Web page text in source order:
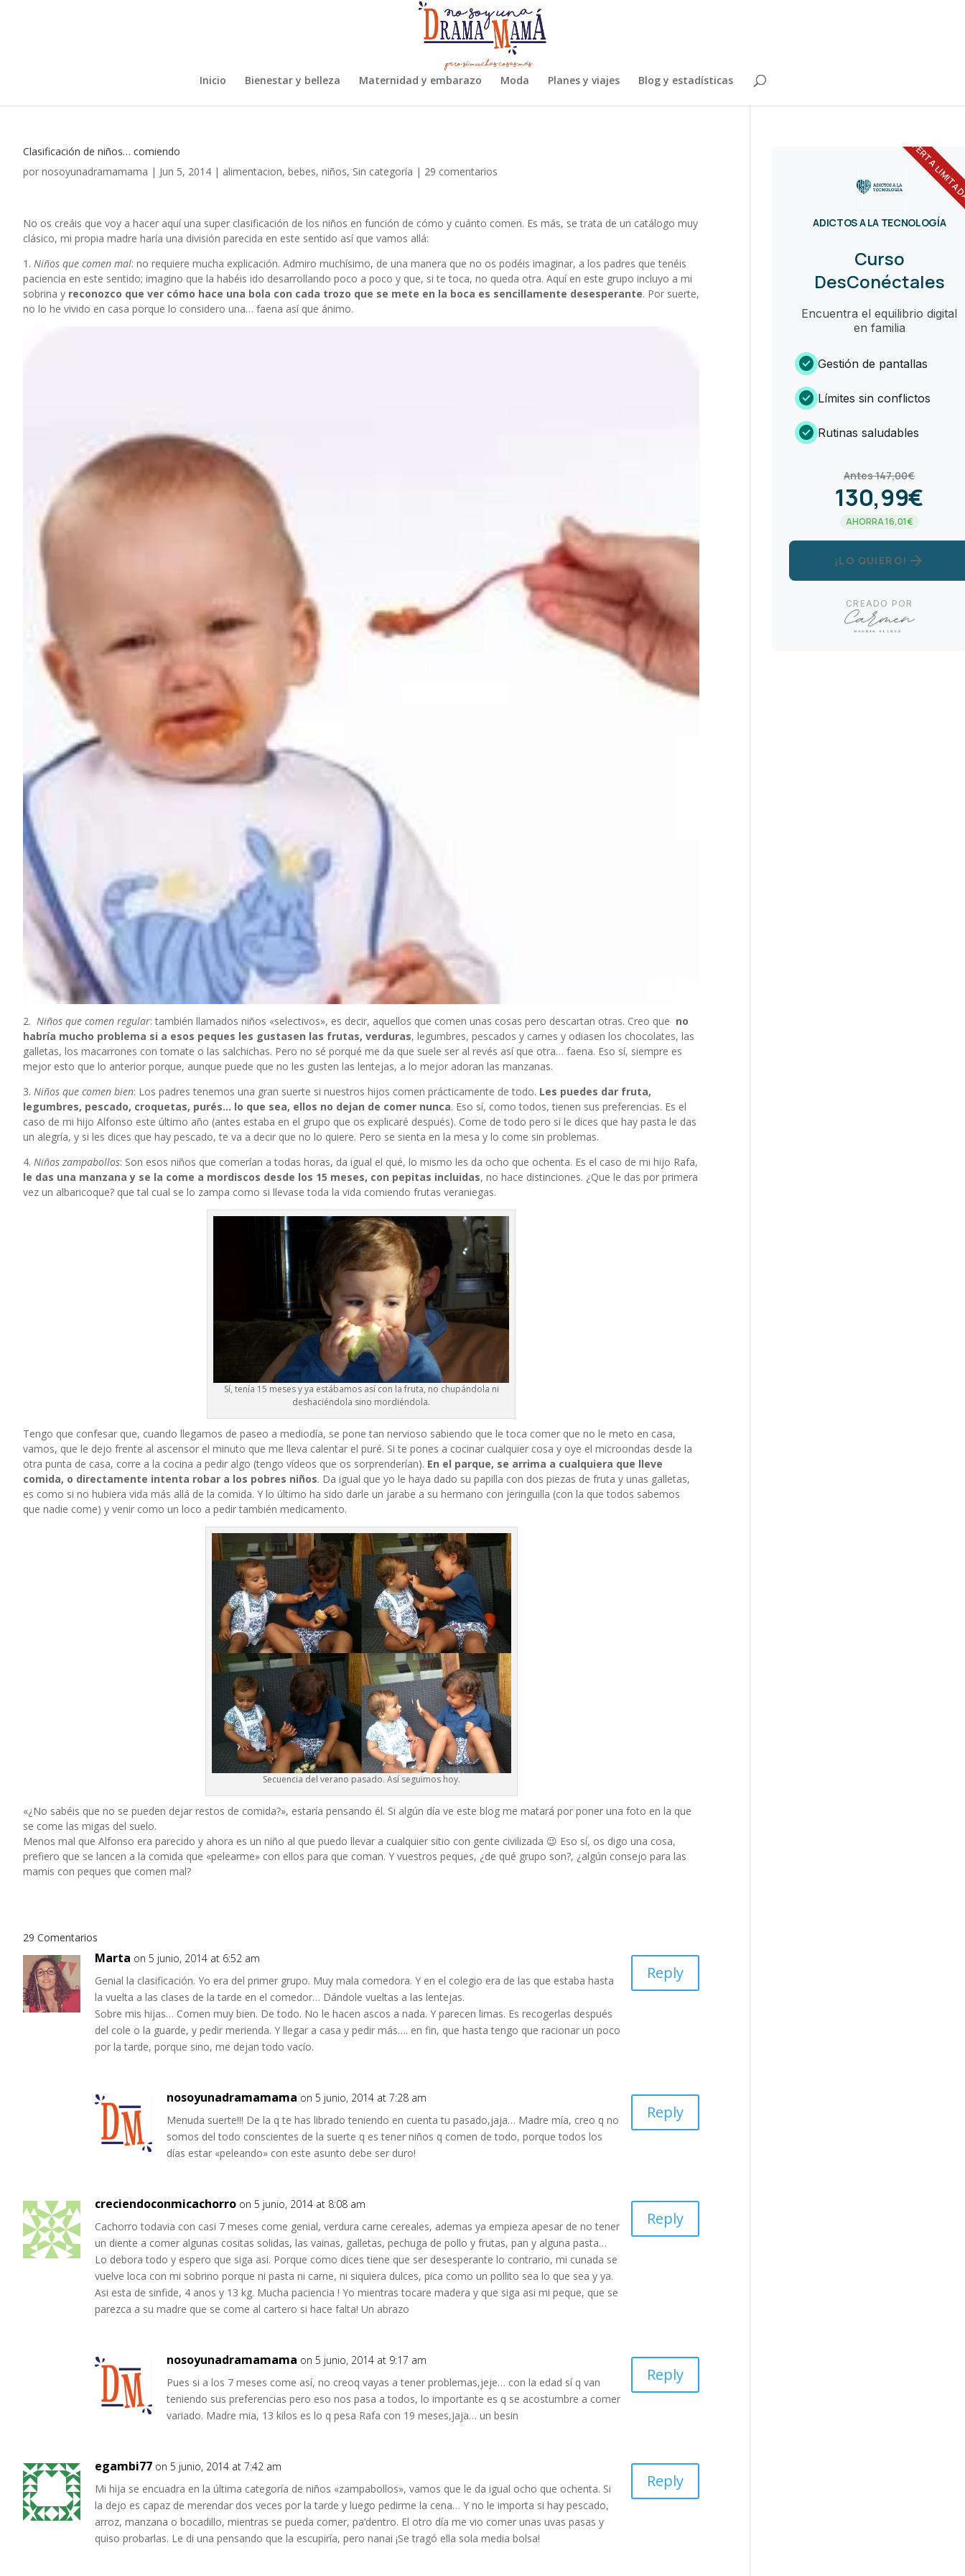
Inicio Bienestar y belleza Maternidad y embarazo Moda Planes y viajes Blog y estadísticas
Clasificación de niños… comiendo
por nosoyunadramamama | Jun 5, 2014 | alimentacion, bebes, niños, Sin categoría | 29 comentarios
No os creáis que voy a hacer aquí una super clasificación de los niños en función de cómo y cuánto comen. Es más, se trata de un catálogo muy
clásico, mi propia madre haría una división parecida en este sentido así que vamos allá:
1. Niños que comen mal: no requiere mucha explicación. Admiro muchísimo, de una manera que no os podéis imaginar, a los padres que tenéis
paciencia en este sentido; imagino que la habéis ido desarrollando poco a poco y que, si te toca, no queda otra. Aquí en este grupo incluyo a mi
sobrina y reconozco que ver cómo hace una bola con cada trozo que se mete en la boca es sencillamente desesperante. Por suerte,
no lo he vivido en casa porque lo considero una… faena así que ánimo.
2. Niños que comen regular: también llamados niños «selectivos», es decir, aquellos que comen unas cosas pero descartan otras. Creo que no
habría mucho problema si a esos peques les gustasen las frutas, verduras, legumbres, pescados y carnes y odiasen los chocolates, las
galletas, los macarrones con tomate o las salchichas. Pero no sé porqué me da que suele ser al revés así que otra… faena. Eso sí, siempre es
mejor esto que lo anterior porque, aunque puede que no les gusten las lentejas, a lo mejor adoran las manzanas.
3. Niños que comen bien: Los padres tenemos una gran suerte si nuestros hijos comen prácticamente de todo. Les puedes dar fruta,
legumbres, pescado, croquetas, purés… lo que sea, ellos no dejan de comer nunca. Eso sí, como todos, tienen sus preferencias. Es el
caso de mi hijo Alfonso este último año (antes estaba en el grupo que os explicaré después). Come de todo pero si le dices que hay pasta le das
un alegría, y si les dices que hay pescado, te va a decir que no lo quiere. Pero se sienta en la mesa y lo come sin problemas.
4. Niños zampabollos: Son esos niños que comerían a todas horas, da igual el qué, lo mismo les da ocho que ochenta. Es el caso de mi hijo Rafa,
le das una manzana y se la come a mordiscos desde los 15 meses, con pepitas incluidas, no hace distinciones. ¿Que le das por primera
vez un albaricoque? que tal cual se lo zampa como si llevase toda la vida comiendo frutas veraniegas.
Sí, tenía 15 meses y ya estábamos así con la fruta, no chupándola ni
deshaciéndola sino mordiéndola.
Tengo que confesar que, cuando llegamos de paseo a mediodía, se pone tan nervioso sabiendo que le toca comer que no le meto en casa,
vamos, que le dejo frente al ascensor el minuto que me lleva calentar el puré. Si te pones a cocinar cualquier cosa y oye el microondas desde la
otra punta de casa, corre a la cocina a pedir algo (tengo vídeos que os sorprenderían). En el parque, se arrima a cualquiera que lleve
comida, o directamente intenta robar a los pobres niños. Da igual que yo le haya dado su papilla con dos piezas de fruta y unas galletas,
es como si no hubiera vida más allá de la comida. Y lo último ha sido darle un jarabe a su hermano con jeringuilla (con la que todos sabemos
que nadie come) y venir como un loco a pedir también medicamento.
Secuencia del verano pasado. Así seguimos hoy.
«¿No sabéis que no se pueden dejar restos de comida?», estaría pensando él. Si algún día ve este blog me matará por poner una foto en la que
se come las migas del suelo.
Menos mal que Alfonso era parecido y ahora es un niño al que puedo llevar a cualquier sitio con gente civilizada 😉 Eso sí, os digo una cosa,
prefiero que se lancen a la comida que «pelearme» con ellos para que coman. Y vuestros peques, ¿de qué grupo son?, ¿algún consejo para las
mamis con peques que comen mal?
29 Comentarios
Marta on 5 junio, 2014 at 6:52 am
Genial la clasificación. Yo era del primer grupo. Muy mala comedora. Y en el colegio era de las que estaba hasta
la vuelta a las clases de la tarde en el comedor… Dándole vueltas a las lentejas.
Sobre mis hijas… Comen muy bien. De todo. No le hacen ascos a nada. Y parecen limas. Es recogerlas después
del cole o la guarde, y pedir merienda. Y llegar a casa y pedir más…. en fin, que hasta tengo que racionar un poco
por la tarde, porque sino, me dejan todo vacío.
Reply
nosoyunadramamama on 5 junio, 2014 at 7:28 am
Menuda suerte!!! De la q te has librado teniendo en cuenta tu pasado,jaja… Madre mía, creo q no
somos del todo conscientes de la suerte q es tener niños q comen de todo, porque todos los
días estar «peleando» con este asunto debe ser duro!
Reply
creciendoconmicachorro on 5 junio, 2014 at 8:08 am
Cachorro todavia con casi 7 meses come genial, verdura carne cereales, ademas ya empieza apesar de no tener
un diente a comer algunas cositas solidas, las vainas, galletas, pechuga de pollo y frutas, pan y alguna pasta…
Lo debora todo y espero que siga asi. Porque como dices tiene que ser desesperante lo contrario, mi cunada se
vuelve loca con mi sobrino porque ni pasta ni carne, ni siquiera dulces, pica como un pollito sea lo que sea y ya.
Asi esta de sinfide, 4 anos y 13 kg. Mucha paciencia ! Yo mientras tocare madera y que siga asi mi peque, que se
parezca a su madre que se come al cartero si hace falta! Un abrazo
Reply
nosoyunadramamama on 5 junio, 2014 at 9:17 am
Pues si a los 7 meses come así, no creoq vayas a tener problemas,jeje… con la edad sí q van
teniendo sus preferencias pero eso nos pasa a todos, lo importante es q se acostumbre a comer
variado. Madre mia, 13 kilos es lo q pesa Rafa con 19 meses,jaja… un besin
Reply
egambi77 on 5 junio, 2014 at 7:42 am
Mi hija se encuadra en la última categoría de niños «zampabollos», vamos que le da igual ocho que ochenta. Si
la dejo es capaz de merendar dos veces por la tarde y luego pedirme la cena… Y no le importa si hay pescado,
arroz, manzana o bocadillo, mientras se pueda comer, pa’dentro. El otro día me vio comer unas uvas pasas y
quiso probarlas. Le di una pensando que la escupiría, pero nanai ¡Se tragó ella sola media bolsa!
Reply
OFERTA
ADICTOS A LA TECNOLOGÍA
Curso
DesConéctales
Encuentra el equilibrio digital
en familia
check_circle Gestión de pantallas
check_circle Límites sin conflictos
check_circle Rutinas saludables
Antes 147,00€
130,99€
AHORRA 16,01€
¡LO QUIERO! arrow_forward
CREADO POR